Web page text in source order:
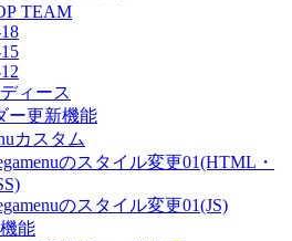
TEAM
ィース
ー更新機能
カスタム
のスタイル変更01(HTML・
のスタイル変更01(JS)
能